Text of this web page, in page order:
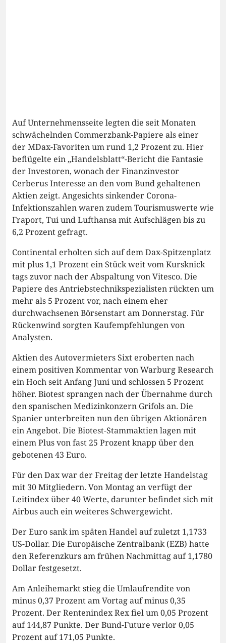
Auf Unternehmensseite legten die seit Monaten
schwächelnden Commerzbank-Papiere als einer
der MDax-Favoriten um rund 1,2 Prozent zu. Hier
beflügelte ein „Handelsblatt“-Bericht die Fantasie
der Investoren, wonach der Finanzinvestor
Cerberus Interesse an den vom Bund gehaltenen
Aktien zeigt. Angesichts sinkender Corona-
Infektionszahlen waren zudem Tourismuswerte wie
Fraport, Tui und Lufthansa mit Aufschlägen bis zu
6,2 Prozent gefragt.
Continental erholten sich auf dem Dax-Spitzenplatz
mit plus 1,1 Prozent ein Stück weit vom Kursknick
tags zuvor nach der Abspaltung von Vitesco. Die
Papiere des Antriebstechnikspezialisten rückten um
mehr als 5 Prozent vor, nach einem eher
durchwachsenen Börsenstart am Donnerstag. Für
Rückenwind sorgten Kaufempfehlungen von
Analysten.
Aktien des Autovermieters Sixt eroberten nach
einem positiven Kommentar von Warburg Research
ein Hoch seit Anfang Juni und schlossen 5 Prozent
höher. Biotest sprangen nach der Übernahme durch
den spanischen Medizinkonzern Grifols an. Die
Spanier unterbreiten nun den übrigen Aktionären
ein Angebot. Die Biotest-Stammaktien lagen mit
einem Plus von fast 25 Prozent knapp über den
gebotenen 43 Euro.
Für den Dax war der Freitag der letzte Handelstag
mit 30 Mitgliedern. Von Montag an verfügt der
Leitindex über 40 Werte, darunter befindet sich mit
Airbus auch ein weiteres Schwergewicht.
Der Euro sank im späten Handel auf zuletzt 1,1733
US-Dollar. Die Europäische Zentralbank (EZB) hatte
den Referenzkurs am frühen Nachmittag auf 1,1780
Dollar festgesetzt.
Am Anleihemarkt stieg die Umlaufrendite von
minus 0,37 Prozent am Vortag auf minus 0,35
Prozent. Der Rentenindex Rex fiel um 0,05 Prozent
auf 144,87 Punkte. Der Bund-Future verlor 0,05
Prozent auf 171,05 Punkte.